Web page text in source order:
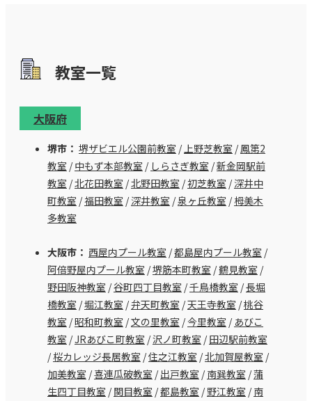
教室⼀覧
大阪府
堺市： 堺ザビエル公園前教室 /上野芝教室 /鳳第2
教室 /中もず本部教室 / しらさぎ教室 /新金岡駅前
教室 /北花田教室 /北野田教室 /初芝教室 /深井中
町教室 /福田教室 /深井教室 /泉ヶ丘教室 /栂美木
多教室
大阪市： 西屋内プール教室 /都島屋内プール教室 /
阿倍野屋内プール教室 /堺筋本町教室 /鶴見教室 /
野田阪神教室 /谷町四丁目教室 /千鳥橋教室 /長堀
橋教室 /堀江教室 /弁天町教室 /天王寺教室 /桃谷
教室 /昭和町教室 /文の里教室 /今里教室 / あびこ
教室 /JRあびこ町教室 /沢ノ町教室 /田辺駅前教室
/桜カレッジ長居教室 /住之江教室 /北加賀屋教室 /
加美教室 /喜連瓜破教室 /出戸教室 /南巽教室 /蒲
生四丁目教室 /関目教室 /都島教室 /野江教室 /南